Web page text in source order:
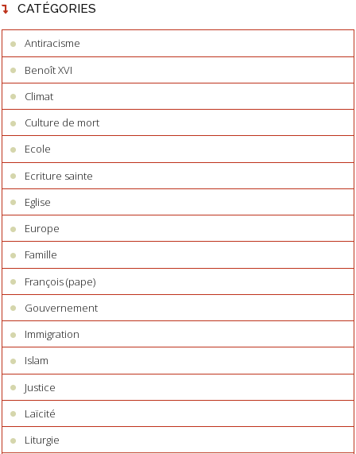
CATÉGORIES
Antiracisme
Benoît XVI
Climat
Culture de mort
Ecole
Ecriture sainte
Eglise
Europe
Famille
François (pape)
Gouvernement
Immigration
Islam
Justice
Laïcité
Liturgie